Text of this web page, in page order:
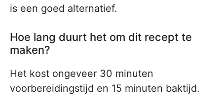
is een goed alternatief.
Hoe lang duurt het om dit recept te
maken?
Het kost ongeveer 30 minuten
voorbereidingstijd en 15 minuten baktijd.